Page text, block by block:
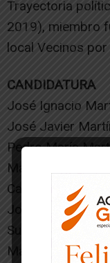
Trayectoria
2019), miembro
local Vecinos por
CANDIDATURA
José Ignacio
José Javier
Pedro María
María Dolores
Carmen Rocio
José Manuel
Susana Ropero
María Martínez